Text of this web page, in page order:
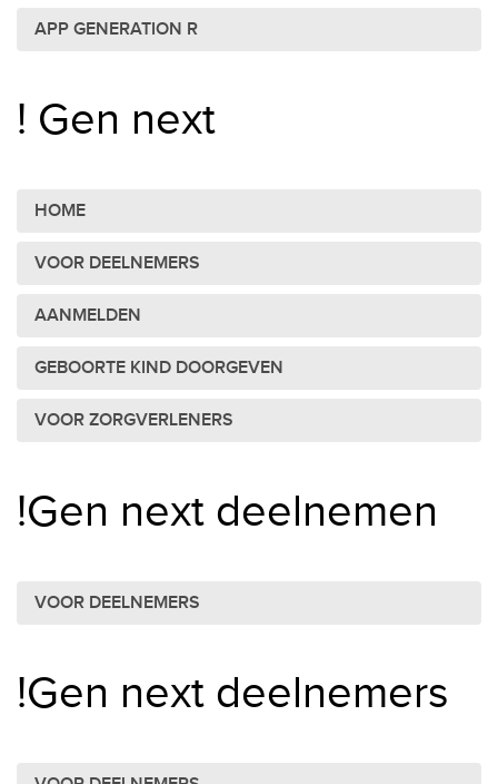
APP GENERATION R
! Gen next
HOME
VOOR DEELNEMERS
AANMELDEN
GEBOORTE KIND DOORGEVEN
VOOR ZORGVERLENERS
!Gen next deelnemen
VOOR DEELNEMERS
!Gen next deelnemers